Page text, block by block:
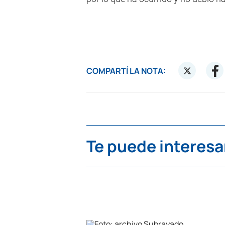
COMPARTÍ LA NOTA:
Te puede